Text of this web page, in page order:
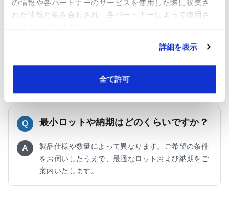
の情報や各パートナーのサービスを使用した際に収集さ
れた情報と組み合わされ、各パートナーによって使用さ
れることがあります。
詳細を表示
全て許可
Q
評価用サンプルはもらえますか？納品形
態は？
はい、用途や加工条件をお伺いしたうえで、評価用
通常はロールでの販売になります。平判をご希望の
際はお問い合わせ時にお知らせください。
Q 最小ロットや納期はどのくらいですか？
A
製品仕様や数量によって異なります。ご希望の条件
をお伺いしたうえで、最適なロットおよび納期をご
案内いたします。